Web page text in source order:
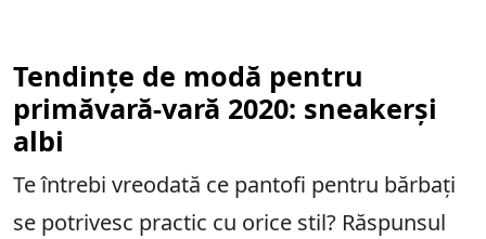
Tendințe de modă pentru
primăvară-vară 2020: sneakerși
albi
Te întrebi vreodată ce pantofi pentru bărbați
se potrivesc practic cu orice stil? Răspunsul